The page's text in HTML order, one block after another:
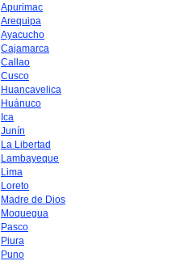
Apurimac
Arequipa
Ayacucho
Cajamarca
Callao
Cusco
Huancavelica
Huánuco
Ica
Junín
La Libertad
Lambayeque
Lima
Loreto
Madre de Dios
Moquegua
Pasco
Piura
Puno